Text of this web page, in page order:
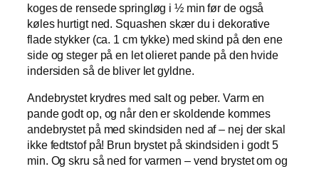
koges de rensede springløg i ½ min før de også
køles hurtigt ned. Squashen skær du i dekorative
flade stykker (ca. 1 cm tykke) med skind på den ene
side og steger på en let olieret pande på den hvide
indersiden så de bliver let gyldne.
Andebrystet krydres med salt og peber. Varm en
pande godt op, og når den er skoldende kommes
andebrystet på med skindsiden ned af – nej der skal
ikke fedtstof på! Brun brystet på skindsiden i godt 5
min. Og skru så ned for varmen – vend brystet om og